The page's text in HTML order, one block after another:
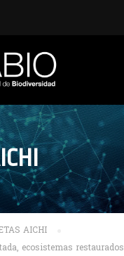
AICHI
ecosistemas restaurados